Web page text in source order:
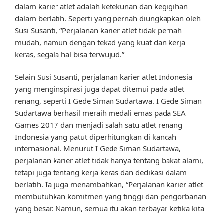
dalam karier atlet adalah ketekunan dan kegigihan
dalam berlatih. Seperti yang pernah diungkapkan oleh
Susi Susanti, “Perjalanan karier atlet tidak pernah
mudah, namun dengan tekad yang kuat dan kerja
keras, segala hal bisa terwujud.”
Selain Susi Susanti, perjalanan karier atlet Indonesia
yang menginspirasi juga dapat ditemui pada atlet
renang, seperti I Gede Siman Sudartawa. I Gede Siman
Sudartawa berhasil meraih medali emas pada SEA
Games 2017 dan menjadi salah satu atlet renang
Indonesia yang patut diperhitungkan di kancah
internasional. Menurut I Gede Siman Sudartawa,
perjalanan karier atlet tidak hanya tentang bakat alami,
tetapi juga tentang kerja keras dan dedikasi dalam
berlatih. Ia juga menambahkan, “Perjalanan karier atlet
membutuhkan komitmen yang tinggi dan pengorbanan
yang besar. Namun, semua itu akan terbayar ketika kita